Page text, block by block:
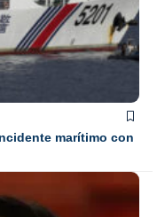
marítimo con